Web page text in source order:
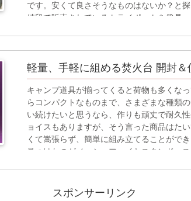
です。安くて良さそうなものはないか？と
値段で販売されているトライポットを発見
軽量、手軽に組める焚火台 開封＆
キャンプ道具が揃ってくると荷物も多くな
らコンパクトなものまで、さまざまな種類
い続けたいと思うなら、作りも頑丈で耐久
ョイスもありますが、そう言った商品はた
くて嵩張らず、簡単に組み立てることがで
見つけたのがメッシュファイヤスタンド。
スポンサーリンク